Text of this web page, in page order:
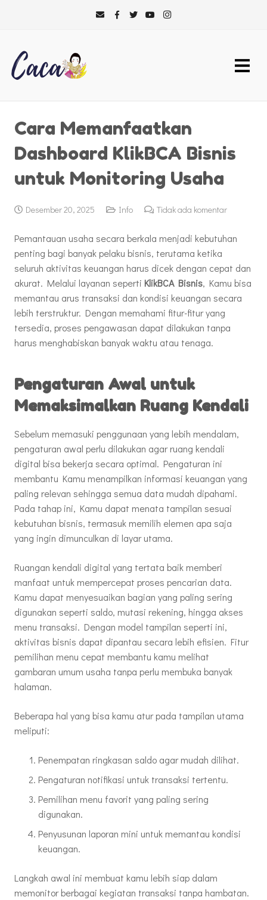
Cara Memanfaatkan
Dashboard KlikBCA Bisnis
untuk Monitoring Usaha
Desember 20, 2025 Info Tidak ada komentar
Pemantauan usaha secara berkala menjadi kebutuhan
penting bagi banyak pelaku bisnis, terutama ketika
seluruh aktivitas keuangan harus dicek dengan cepat dan
akurat. Melalui layanan seperti KlikBCA Bisnis, Kamu bisa
memantau arus transaksi dan kondisi keuangan secara
lebih terstruktur. Dengan memahami fitur-fitur yang
tersedia, proses pengawasan dapat dilakukan tanpa
harus menghabiskan banyak waktu atau tenaga.
Pengaturan Awal untuk
Memaksimalkan Ruang Kendali
Sebelum memasuki penggunaan yang lebih mendalam,
pengaturan awal perlu dilakukan agar ruang kendali
digital bisa bekerja secara optimal. Pengaturan ini
membantu Kamu menampilkan informasi keuangan yang
paling relevan sehingga semua data mudah dipahami.
Pada tahap ini, Kamu dapat menata tampilan sesuai
kebutuhan bisnis, termasuk memilih elemen apa saja
yang ingin dimunculkan di layar utama.
Ruangan kendali digital yang tertata baik memberi
manfaat untuk mempercepat proses pencarian data.
Kamu dapat menyesuaikan bagian yang paling sering
digunakan seperti saldo, mutasi rekening, hingga akses
menu transaksi. Dengan model tampilan seperti ini,
aktivitas bisnis dapat dipantau secara lebih efisien. Fitur
pemilihan menu cepat membantu kamu melihat
gambaran umum usaha tanpa perlu membuka banyak
halaman.
Beberapa hal yang bisa kamu atur pada tampilan utama
meliputi:
Penempatan ringkasan saldo agar mudah dilihat.
Pengaturan notifikasi untuk transaksi tertentu.
Pemilihan menu favorit yang paling sering
digunakan.
Penyusunan laporan mini untuk memantau kondisi
keuangan.
Langkah awal ini membuat kamu lebih siap dalam
memonitor berbagai kegiatan transaksi tanpa hambatan.